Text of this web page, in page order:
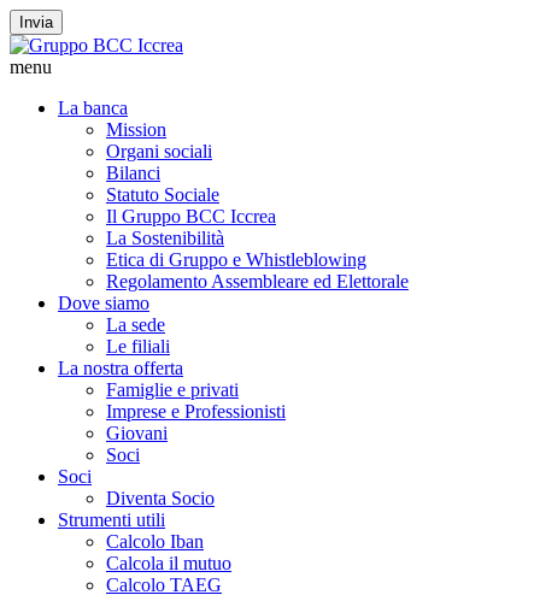
Invia
menu
La banca
Mission
Organi sociali
Bilanci
Statuto Sociale
Il Gruppo BCC Iccrea
La Sostenibilità
Etica di Gruppo e Whistleblowing
Regolamento Assembleare ed Elettorale
Dove siamo
La sede
Le filiali
La nostra offerta
Famiglie e privati
Imprese e Professionisti
Giovani
Soci
Soci
Diventa Socio
Strumenti utili
Calcolo Iban
Calcola il mutuo
Calcolo TAEG